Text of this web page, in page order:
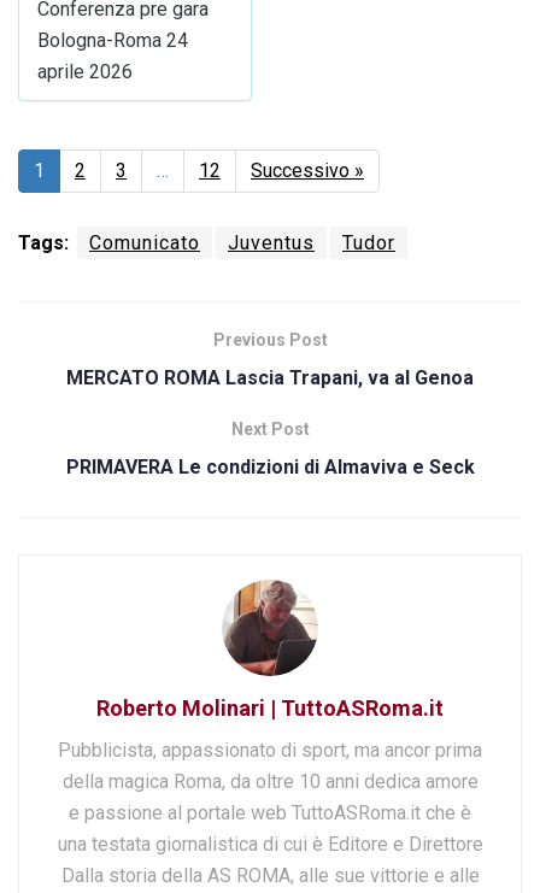
Conferenza pre gara
Bologna-Roma 24
aprile 2026
1 2 3 … 12 Successivo »
Tags: Comunicato Juventus Tudor
Previous Post
MERCATO ROMA Lascia Trapani, va al Genoa
Next Post
PRIMAVERA Le condizioni di Almaviva e Seck
Roberto Molinari | TuttoASRoma.it
Pubblicista, appassionato di sport, ma ancor prima
della magica Roma, da oltre 10 anni dedica amore
e passione al portale web TuttoASRoma.it che è
una testata giornalistica di cui è Editore e Direttore
Dalla storia della AS ROMA, alle sue vittorie e alle